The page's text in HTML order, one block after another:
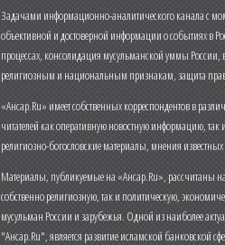
Задачами информационно-аналитического канала с
объективной и достоверной информации о событиях в
процессах, консолидация мусульманской уммы
религиозным и национальным признакам, защита
«Ансар.Ru» имеет собственных корреспондентов в
читателей как оперативную новостную информацию, так
религиозно-богословские материалы, мнения
Материалы, публикуемые на «Ансар.Ru», рассчитаны
собственно религиозную, так и политическую,
мусульман России и зарубежья. Одной из наиболее
"Ансар.Ru", является развитие исламской банковской